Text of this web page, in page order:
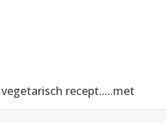
recept.....met